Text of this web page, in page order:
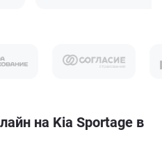
на Kia Sportage в